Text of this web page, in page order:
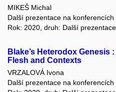
MIKEŠ Michal
Další prezentace na konferencích
Rok: 2020, druh: Další
Blake’s Heterodox Genesis
Flesh and Contexts
VRZALOVÁ Ivona
Další prezentace na konferencích